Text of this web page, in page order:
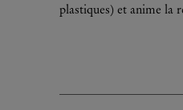
plastiques) et anime la